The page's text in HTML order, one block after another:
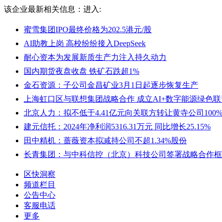
该企业最新相关信息： 进入:
蜜雪集团IPO最终价格为202.5港元/股
AI助教上岗 高校纷纷接入DeepSeek
耐心资本为发展新质生产力注入持久动力
国内期货夜盘收盘 铁矿石跌超1%
金石资源：子公司金昌矿业3月1日起逐步恢复生产
上海虹口区与联想集团战略合作 成立AI+数字能源绿色
北京人力：拟不低于4.41亿元向关联方转让黄寺公司
建元信托：2024年净利润5316.31万元 同比增长25.15%
田中精机：蔷薇资本拟减持公司不超1.34%股份
长青集团：与中科信控（北京）科技公司签署战略合作
区快洞察
频道栏目
公告中心
客服电话
更多